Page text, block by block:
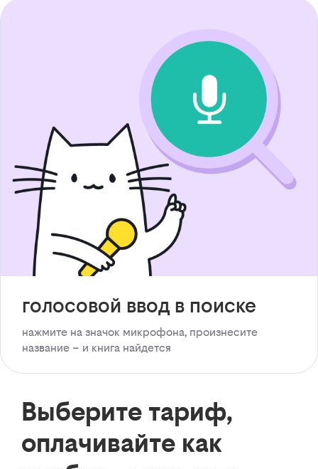
голосовой ввод в поиске
нажмите на значок микрофона, произнесите
название – и книга найдется
Выберите тариф,
оплачивайте как